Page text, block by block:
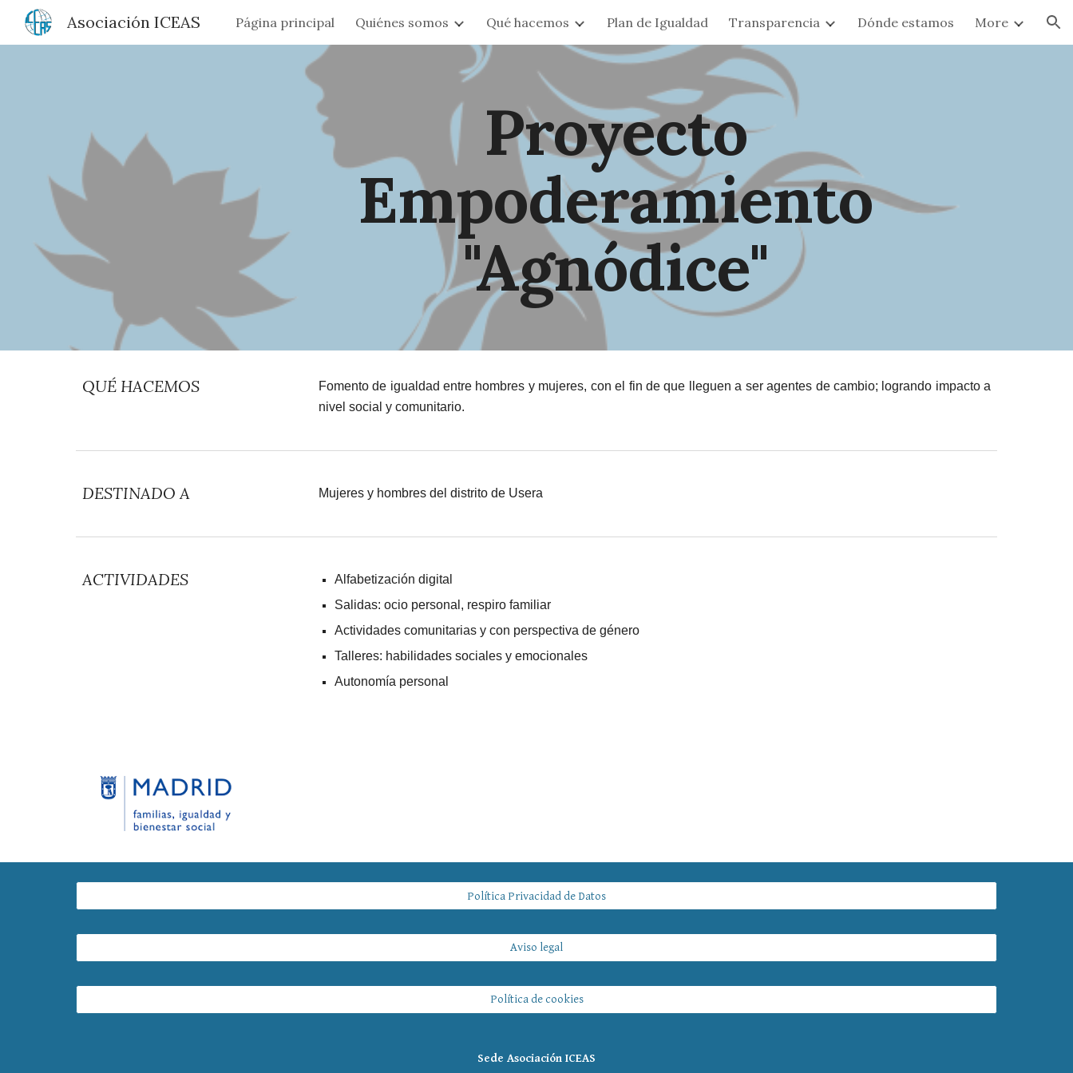
Skip to main content Skip to navigation
Asociación ICEAS Página principal Quiénes somos Qué hacemos Plan de Igualdad Transparencia Dónde estamos More
Proyecto
Empoderamiento
"Agnódice"
QUÉ HACEMOS
Fomento de igualdad entre hombres y mujeres, con el fin de que lleguen a ser agentes de cambio; logrando impacto a
nivel social y comunitario.
DESTINADO A Mujeres y hombres del distrito de Usera
ACTIVIDADES
Alfabetización digital
Salidas: ocio personal, respiro familiar
Actividades comunitarias y con perspectiva de género
Talleres: habilidades sociales y emocionales
Autonomía personal
Política Privacidad de Datos
Aviso legal
Política de cookies
Sede Asociación ICEAS